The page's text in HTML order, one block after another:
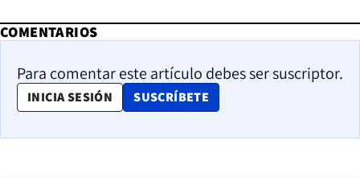
COMENTARIOS
Para comentar este artículo debes ser suscriptor.
INICIA SESIÓN SUSCRÍBETE
OPENS IN NEW WINDOW